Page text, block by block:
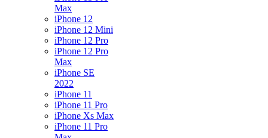
Max
iPhone 12
iPhone 12 Mini
iPhone 12 Pro
iPhone 12 Pro
Max
iPhone SE
2022
iPhone 11
iPhone 11 Pro
iPhone Xs Max
iPhone 11 Pro